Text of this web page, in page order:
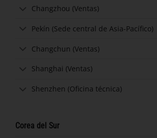
Changzhou (Ventas)
Pekín (Sede central de Asia-Pacífico)
Changchun (Ventas)
Shanghai (Ventas)
Shenzhen (Oficina técnica)
Corea del Sur